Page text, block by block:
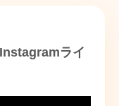
ライ